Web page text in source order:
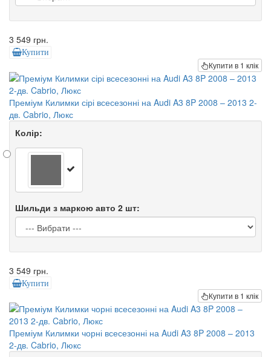
3 549 грн.
Купити
Купити в 1 клік
Преміум Килимки сірі всесезонні на Audi A3 8P 2008 – 2013 2-
дв. Cabrio, Люкс
Колір:
Шильди з маркою авто 2 шт:
3 549 грн.
Купити
Купити в 1 клік
Преміум Килимки чорні всесезонні на Audi A3 8P 2008 – 2013
2-дв. Cabrio, Люкс